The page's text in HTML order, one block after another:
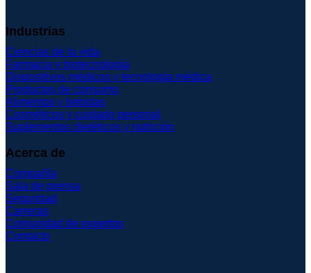
Industrias
Ciencias de la vida
Farmacia y biotecnología
Dispositivos médicos y tecnología médica
Productos de consumo
Alimentos y bebidas
Cosméticos y cuidado personal
Suplementos dietéticos y nutrición
Acerca de
Compañía
Sala de prensa
Seguridad
Carreras
Comunidad de expertos
Contacto